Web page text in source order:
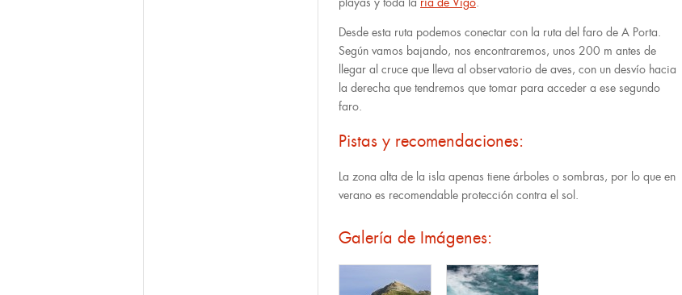
Desde esta ruta podemos conectar con la ruta del faro de A Porta.
Según vamos bajando, nos encontraremos, unos 200 m antes de
llegar al cruce que lleva al observatorio de aves, con un desvío hacia
la derecha que tendremos que tomar para acceder a ese segundo
faro.
Pistas y recomendaciones:
La zona alta de la isla apenas tiene árboles o sombras, por lo que en
verano es recomendable protección contra el sol.
Galería de Imágenes: